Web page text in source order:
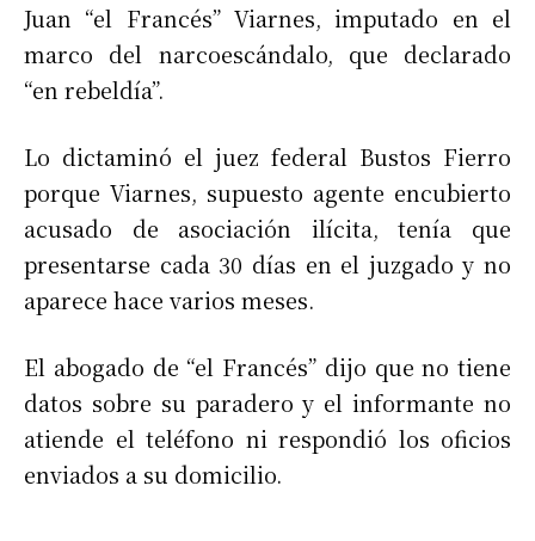
Juan “el Francés” Viarnes, imputado en el
marco del narcoescándalo, que declarado
“en rebeldía”.
Lo dictaminó el juez federal Bustos Fierro
porque Viarnes, supuesto agente encubierto
acusado de asociación ilícita, tenía que
presentarse cada 30 días en el juzgado y no
aparece hace varios meses.
El abogado de “el Francés” dijo que no tiene
datos sobre su paradero y el informante no
atiende el teléfono ni respondió los oficios
enviados a su domicilio.